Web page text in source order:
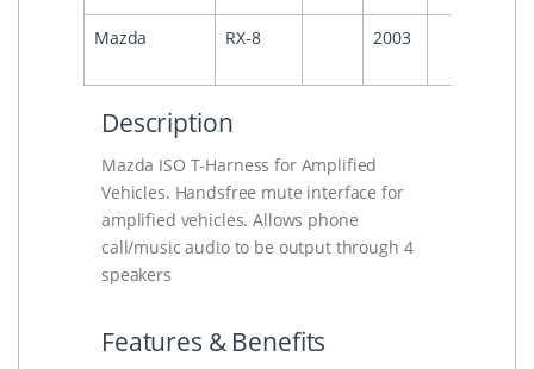
Mazda RX-8 2003
Description
Mazda ISO T-Harness for Amplified
Vehicles. Handsfree mute interface for
amplified vehicles. Allows phone
call/music audio to be output through 4
speakers
Features & Benefits